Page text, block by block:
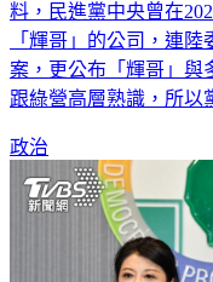
料，民進黨中央曾在
「輝哥」的公司，連
案，更公布「輝哥」與
跟綠營高層熟識，所以
政治